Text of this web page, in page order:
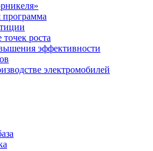
программа
роста
эффективности
электромобилей